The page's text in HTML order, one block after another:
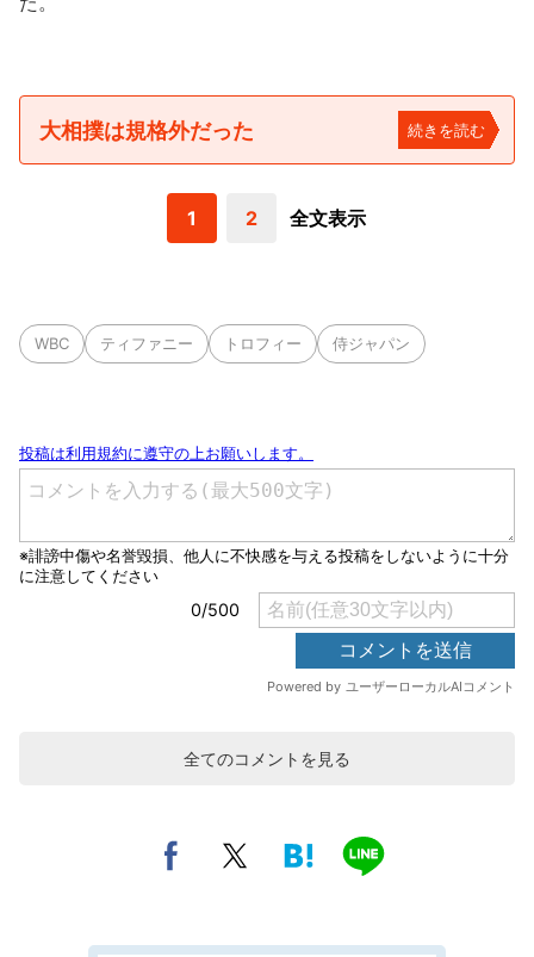
大相撲は規格外だった 続きを読む
1 2 全文表示
WBC ティファニー トロフィー 侍ジャパン
全てのコメントを見る